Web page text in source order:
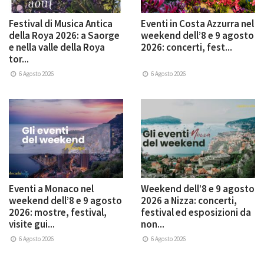
Festival di Musica Antica
della Roya 2026: a Saorge
e nella valle della Roya
tor...
6 Agosto 2026
Eventi in Costa Azzurra nel
weekend dell’8 e 9 agosto
2026: concerti, fest...
6 Agosto 2026
Eventi a Monaco nel
weekend dell’8 e 9 agosto
2026: mostre, festival,
visite gui...
6 Agosto 2026
Weekend dell’8 e 9 agosto
2026 a Nizza: concerti,
festival ed esposizioni da
non...
6 Agosto 2026